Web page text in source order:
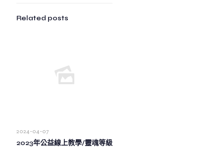
Related posts
2024-04-07
2023年公益線上教學/靈魂等級